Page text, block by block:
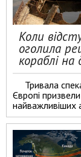
Коли
оголила
кораблі на
Тривала
Європі
найважливіших